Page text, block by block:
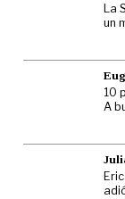
La
un
10
A